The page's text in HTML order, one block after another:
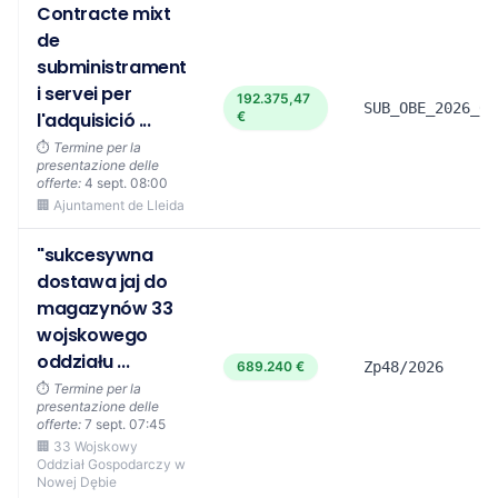
Contracte mixt
de
subministrament
i servei per
l'adquisició ...
⏱️ Termine per la
presentazione delle
offerte: 4 sept. 08:00
🏢 Ajuntament de Lleida
192.375,47
€
"sukcesywna
dostawa jaj do
magazynów 33
wojskowego
oddziału ...
⏱️ Termine per la
presentazione delle
offerte: 7 sept. 07:45
🏢 33 Wojskowy
Oddział Gospodarczy w
Nowej Dębie
689.240 € Zp48/2026